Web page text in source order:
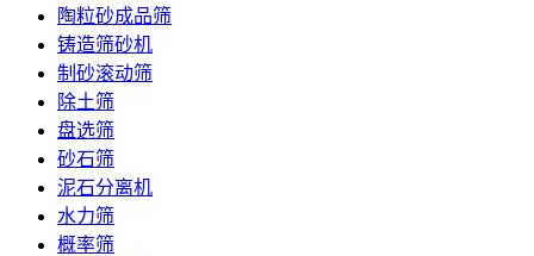
陶粒砂成品筛
铸造筛砂机
制砂滚动筛
除土筛
盘选筛
砂石筛
泥石分离机
水力筛
概率筛